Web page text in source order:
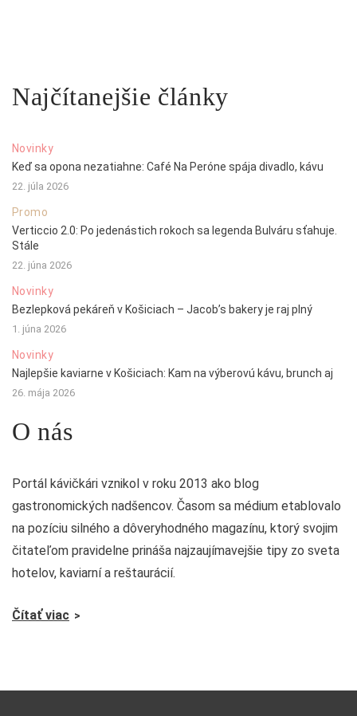
Najčítanejšie články
Novinky
Keď sa opona nezatiahne: Café Na Peróne spája divadlo, kávu
22. júla 2026
Promo
Verticcio 2.0: Po jedenástich rokoch sa legenda Bulváru sťahuje.
Stále
22. júna 2026
Novinky
Bezlepková pekáreň v Košiciach – Jacob’s bakery je raj plný
1. júna 2026
Novinky
Najlepšie kaviarne v Košiciach: Kam na výberovú kávu, brunch aj
26. mája 2026
O nás
Portál kávičkári vznikol v roku 2013 ako blog
gastronomických nadšencov. Časom sa médium etablovalo
na pozíciu silného a dôveryhodného magazínu, ktorý svojim
čitateľom pravidelne prináša najzaujímavejšie tipy zo sveta
hotelov, kaviarní a reštaurácií.
Čítať viac